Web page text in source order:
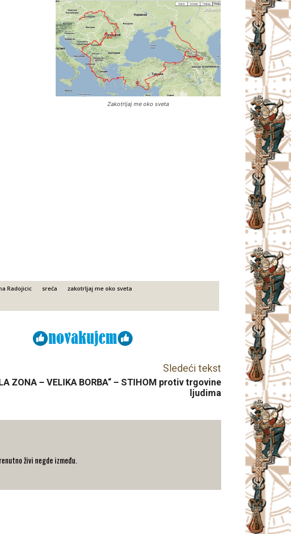
Zakotrljaj me oko sveta
Radojicic sreća
zakotrljaj me oko sveta
Sledeći tekst
ZONA – VELIKA BORBA“ – STIHOM protiv trgovine
ljudima
živi negde između.